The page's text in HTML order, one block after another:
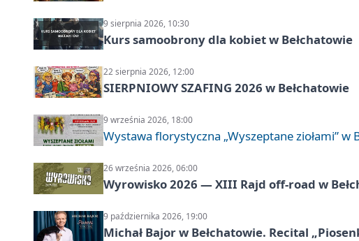
9 sierpnia 2026, 10:30
Kurs samoobrony dla kobiet w Bełchatowie
22 sierpnia 2026, 12:00
SIERPNIOWY SZAFING 2026 w Bełchatowie
9 września 2026, 18:00
Wystawa florystyczna „Wyszeptane ziołami” w
26 września 2026, 06:00
Wyrowisko 2026 — XIII Rajd off‑road w
9 października 2026, 19:00
Michał Bajor w Bełchatowie. Recital